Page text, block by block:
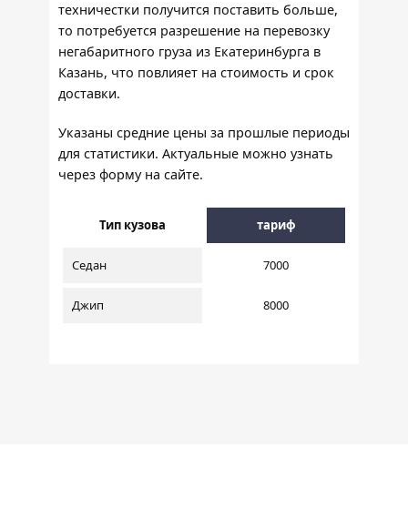
техничестки получится поставить больше,
то потребуется разрешение на перевозку
негабаритного груза из Екатеринбурга в
Казань, что повлияет на стоимость и срок
доставки.
Указаны средние цены за прошлые периоды
для статистики. Актуальные можно узнать
через форму на сайте.
Тип кузова тариф
Седан 7000
Джип 8000